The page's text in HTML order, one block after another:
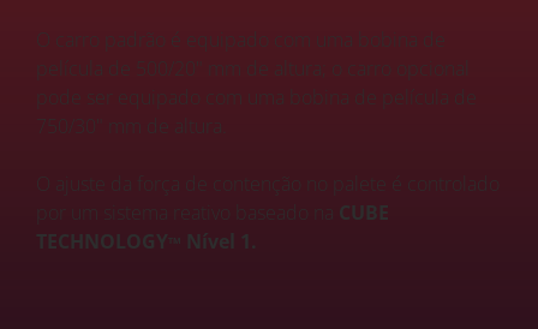
O carro padrão é equipado com uma bobina de
película de 500/20" mm de altura; o carro opcional
pode ser equipado com uma bobina de película de
por um sistema reativo baseado na CUBE
TECHNOLOGY TM Nível 1.